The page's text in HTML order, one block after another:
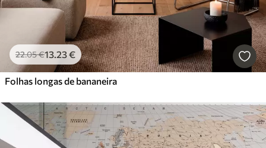
22.05€13.23€
Folhas longas de bananeira